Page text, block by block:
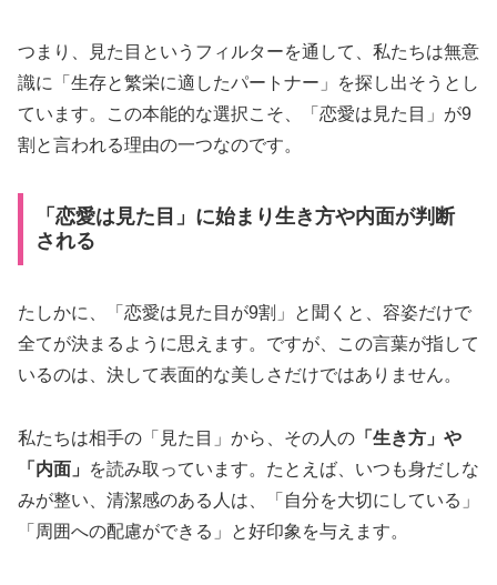
つまり、見た目というフィルターを通して、私たちは無意
識に「生存と繁栄に適したパートナー」を探し出そうとし
ています。この本能的な選択こそ、「恋愛は見た目」が9
割と言われる理由の一つなのです。
「恋愛は見た目」に始まり生き方や内面が判断
される
たしかに、「恋愛は見た目が9割」と聞くと、容姿だけで
全てが決まるように思えます。ですが、この言葉が指して
いるのは、決して表面的な美しさだけではありません。
私たちは相手の「見た目」から、その人の 「生き方」や
「内面」
を読み取っています。たとえば、いつも身だしな
みが整い、清潔感のある人は、「自分を大切にしている」
「周囲への配慮ができる」と好印象を与えます。